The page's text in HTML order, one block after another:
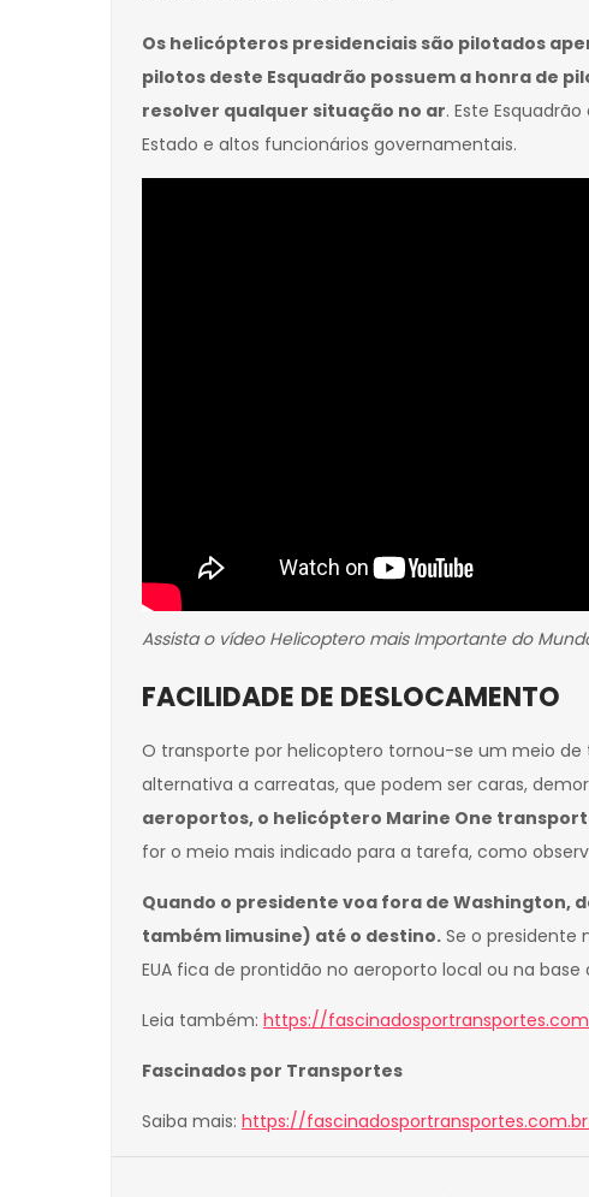
Os helicópteros presidenciais são pilotados
pilotos deste Esquadrão possuem a honra de
resolver qualquer situação no ar. Este
Estado e altos funcionários governamentais.
Assista o vídeo Helicoptero mais Importante do
FACILIDADE DE DESLOCAMENTO
O transporte por helicoptero tornou-se um meio de
alternativa a carreatas, que podem ser caras,
aeroportos, o helicóptero Marine One
for o meio mais indicado para a tarefa, como
Quando o presidente voa fora de Washington,
também limusine) até o destino. Se o presidente
EUA fica de prontidão no aeroporto local ou na
Leia também: https://
Fascinados por Transportes
Saiba mais: https://